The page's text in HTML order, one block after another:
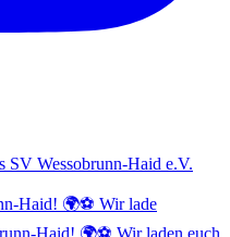
SV Wessobrunn-Haid e.V.
Haid! 🌍⚽️ Wir lade